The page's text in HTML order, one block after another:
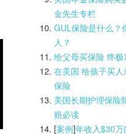
金先生专栏
GUL保险是什么？
人？
给父母买保险 终极
在美国 给孩子买
保险
美国长期护理保险
赔必读
[案例]年收入$30万